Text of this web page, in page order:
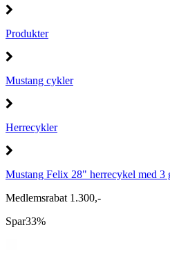
Produkter
Mustang cykler
Herrecykler
Mustang Felix 28" herrecykel med 3
Medlemsrabat 1.300,-
Spar33%